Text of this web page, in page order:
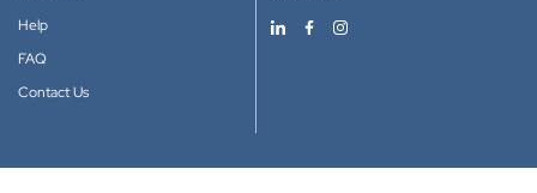
Help
FAQ
Contact Us